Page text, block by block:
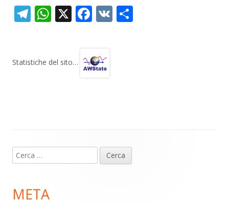
T
gr
W
s
X F
b
V
Statistiche del sito…
piè
pagina
Ricerca
per:
META